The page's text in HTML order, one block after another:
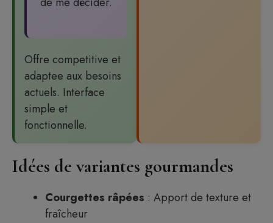
Offre competitive et
adaptee aux besoins
actuels. Interface
simple et
fonctionnelle.
Idées de variantes gourmandes
Courgettes râpées : Apport de texture et
fraîcheur